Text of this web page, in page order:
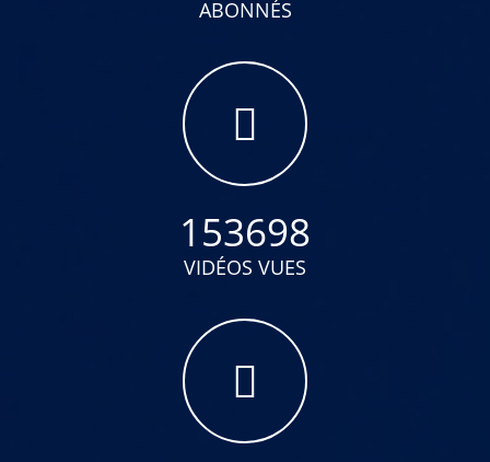
ABONNÉS
153698
VIDÉOS VUES